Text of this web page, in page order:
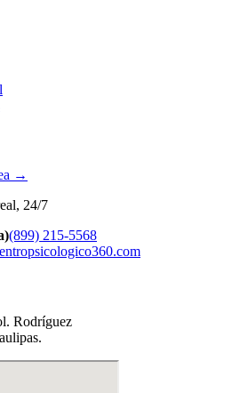
→
24/7
(899) 215-5568
Rodríguez